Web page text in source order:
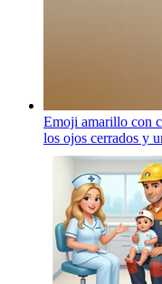
Emoji amarillo con
los ojos cerrados y